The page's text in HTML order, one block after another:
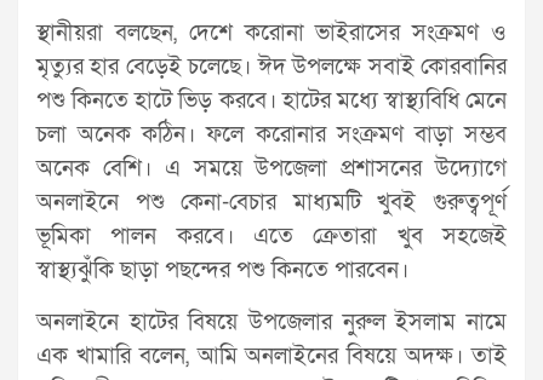
স্থানীয়রা বলছেন, দেশে করোনা ভাইরাসের সংক্রমণ ও
মৃত্যুর হার বেড়েই চলেছে। ঈদ উপলক্ষে সবাই কোরবানির
পশু কিনতে হাটে ভিড় করবে। হাটের মধ্যে স্বাস্থ্যবিধি মেনে
চলা অনেক কঠিন। ফলে করোনার সংক্রমণ বাড়া সম্ভব
অনেক বেশি। এ সময়ে উপজেলা প্রশাসনের উদ্যোগে
অনলাইনে পশু কেনা-বেচার মাধ্যমটি খুবই গুরুত্বপূর্ণ
ভূমিকা পালন করবে। এতে ক্রেতারা খুব সহজেই
স্বাস্থ্যঝুঁকি ছাড়া পছন্দের পশু কিনতে পারবেন।
অনলাইনে হাটের বিষয়ে উপজেলার নুরুল ইসলাম নামে
এক খামারি বলেন, আমি অনলাইনের বিষয়ে অদক্ষ। তাই